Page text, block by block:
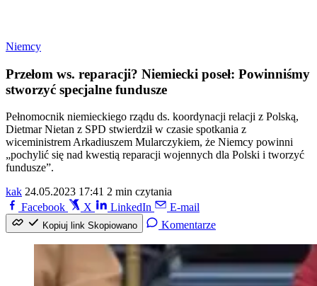
Niemcy
Przełom ws. reparacji? Niemiecki poseł: Powinniśmy
stworzyć specjalne fundusze
Pełnomocnik niemieckiego rządu ds. koordynacji relacji z Polską,
Dietmar Nietan z SPD stwierdził w czasie spotkania z
wiceministrem Arkadiuszem Mularczykiem, że Niemcy powinni
„pochylić się nad kwestią reparacji wojennych dla Polski i tworzyć
fundusze”.
kak 24.05.2023 17:41 2 min czytania
Facebook
X LinkedIn E-mail
Kopiuj link Skopiowano Komentarze